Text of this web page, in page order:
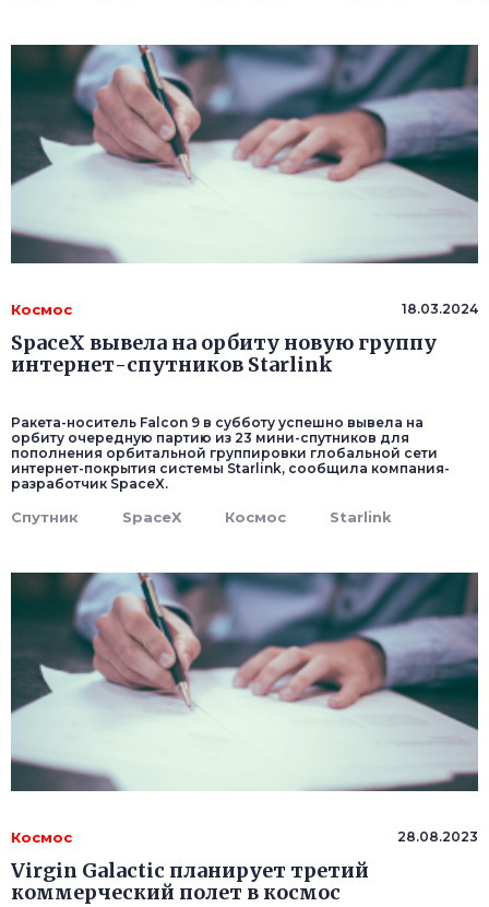
Космос 18.03.2024
SpaceX вывела на орбиту новую группу
интернет-спутников Starlink
Ракета-носитель Falcon 9 в субботу успешно вывела на
орбиту очередную партию из 23 мини-спутников для
пополнения орбитальной группировки глобальной сети
интернет-покрытия системы Starlink, сообщила компания-
разработчик SpaceX.
Спутник SpaceX Космос Starlink
Космос 28.08.2023
Virgin Galactic планирует третий
коммерческий полет в космос